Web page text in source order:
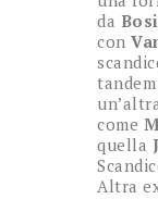
da
con
come
quella
Altra